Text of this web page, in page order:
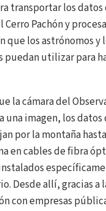
transportar los datos
Pachón y
que los astrónomos y
puedan utilizar para
la cámara del
una imagen, los datos
por la montaña
en cables de fibra
Desde allí, gracias a
con empresas